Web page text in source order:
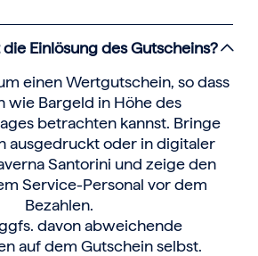
Einlösung des Gutscheins?
einen Wertgutschein, so dass
wie Bargeld in Höhe des
betrachten kannst. Bringe
ausgedruckt oder in digitaler
Santorini und zeige den
Service-Personal vor dem
Bezahlen.
davon abweichende
auf dem Gutschein selbst.